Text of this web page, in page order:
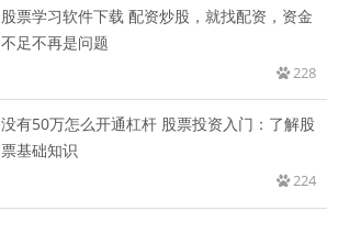
股票学习软件下载 配资炒股，就找配资，资金
不足不再是问题
228
没有50万怎么开通杠杆 股票投资入门：了解股
票基础知识
224